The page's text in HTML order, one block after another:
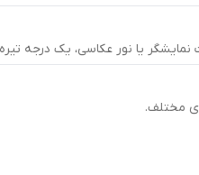
یا نور عکاسی، یک درجه
مختلف.